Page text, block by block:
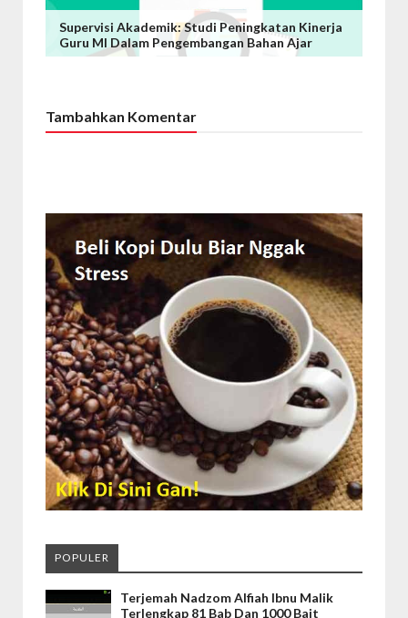
Supervisi Akademik: Studi Peningkatan Kinerja
Guru MI Dalam Pengembangan Bahan Ajar
Tambahkan Komentar
POPULER
Terjemah Nadzom Alfiah Ibnu Malik
Terlengkap 81 Bab Dan 1000 Bait